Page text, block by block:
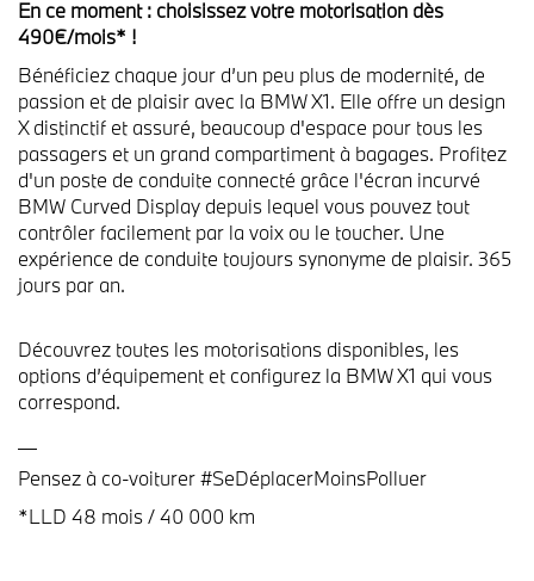
En ce moment : choisissez votre motorisation dès
490€/mois* !
Bénéficiez chaque jour d’un peu plus de modernité, de
passion et de plaisir avec la BMW X1. Elle offre un design
X distinctif et assuré, beaucoup d'espace pour tous les
passagers et un grand compartiment à bagages. Profitez
d'un poste de conduite connecté grâce l'écran incurvé
BMW Curved Display depuis lequel vous pouvez tout
contrôler facilement par la voix ou le toucher. Une
expérience de conduite toujours synonyme de plaisir. 365
jours par an.
Découvrez toutes les motorisations disponibles, les
options d’équipement et configurez la BMW X1 qui vous
correspond.
Pensez à co-voiturer #SeDéplacerMoinsPolluer
*LLD 48 mois / 40 000 km